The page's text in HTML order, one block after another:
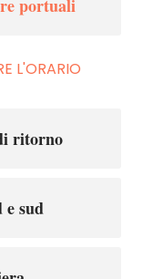
portuali
L'ORARIO
ritorno
sud